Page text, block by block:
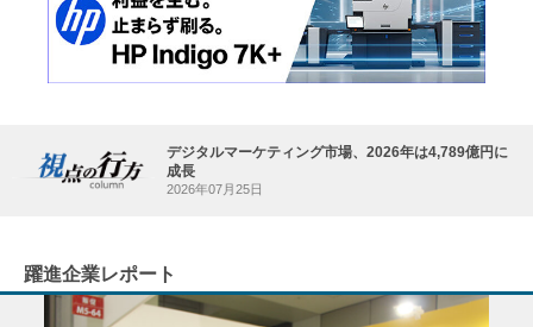
デジタルマーケティング市場、2026年は4,789億円に
成長
2026年07月25日
躍進企業レポート